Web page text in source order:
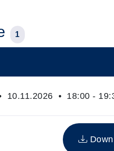
1
zum diesen Kurs
10.11.2026 • 18:00 -